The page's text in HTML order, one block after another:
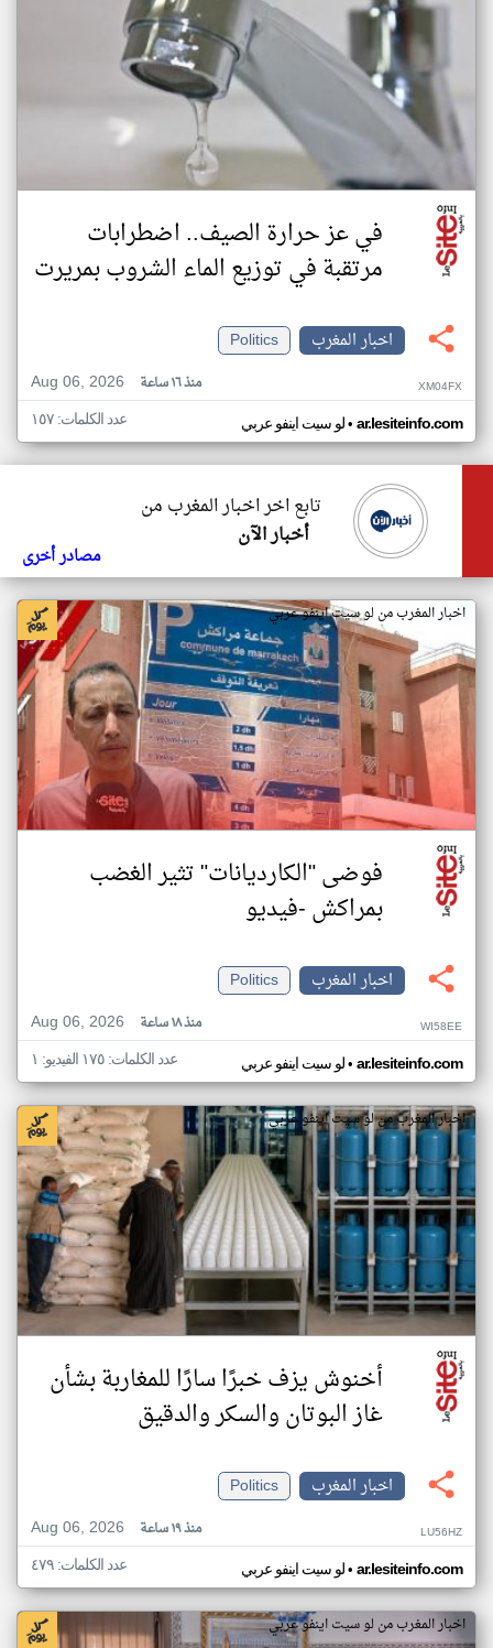
في عز حرارة الصيف.. اضطرابات
مرتقبة في توزيع الماء الشروب بمريرت
اخبار المغرب
Politics
Aug 06, 2026
منذ ١٦ ساعة XM04FX
لو سيت اينفو عربي• ar.lesiteinfo.com عدد الكلمات: ١٥٧
تابع اخر اخبار المغرب من
أخبار الآن
مصادر أخرى
اخبار المغرب من لو سيت اينفو عربي
فوضى "الكارديانات" تثير الغضب
بمراكش -فيديو
اخبار المغرب
Politics
Aug 06, 2026
منذ ١٨ ساعة WI58EE
لو سيت اينفو عربي• ar.lesiteinfo.com عدد الكلمات: ١٧٥ الفيديو: ١
اخبار المغرب من لو سيت اينفو عربي
أخنوش يزف خبرًا سارًا للمغاربة بشأن
غاز البوتان والسكر والدقيق
اخبار المغرب
Politics
Aug 06, 2026
منذ ١٩ ساعة LU56HZ
لو سيت اينفو عربي• ar.lesiteinfo.com عدد الكلمات: ٤٧٩
اخبار المغرب من لو سيت اينفو عربي